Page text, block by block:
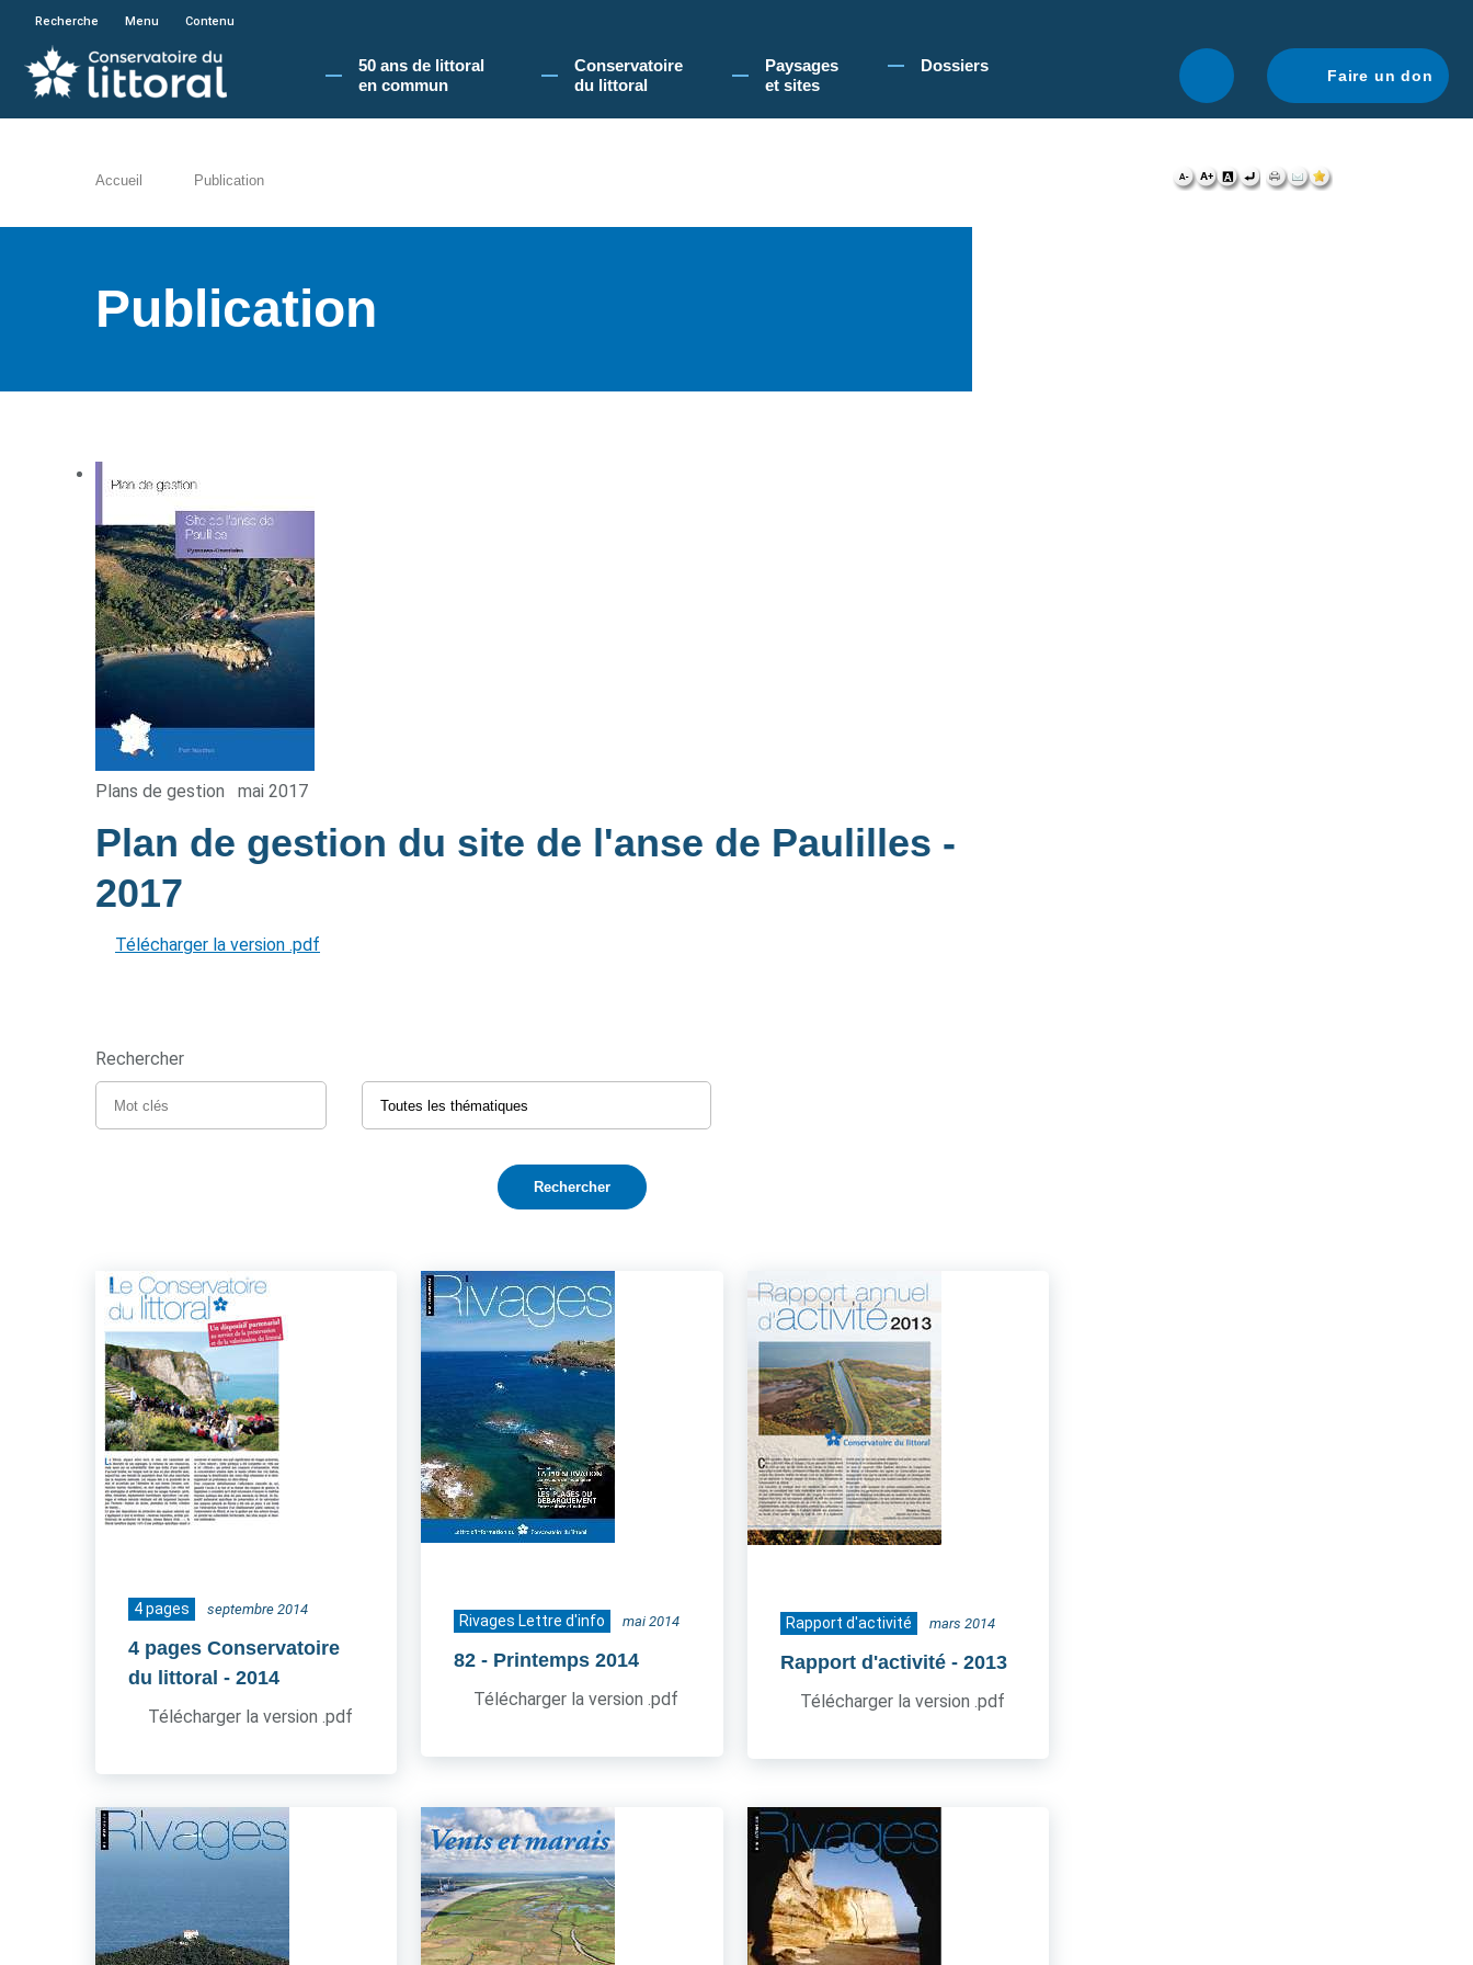
En poursuivant votre navigation sur le site du Conservatoire du littoral, vous acceptez l'utilisation de cookies pour vous proposer une navigation optimale.
Recherche Menu Contenu
50 ans de littoral
en commun​
Conservatoire
du littoral
Paysages
et sites
Dossiers
Faire un don
Accueil Publication
Publication
Plans de gestion mai 2017
Plan de gestion du site de l'anse de Paulilles -
2017
Télécharger la version .pdf
Rechercher
4 pages septembre 2014
4 pages Conservatoire
du littoral - 2014
Télécharger la version .pdf
Rivages Lettre d'info mai 2014
82 - Printemps 2014
Télécharger la version .pdf
Rapport d'activité mars 2014
Rapport d'activité - 2013
Télécharger la version .pdf